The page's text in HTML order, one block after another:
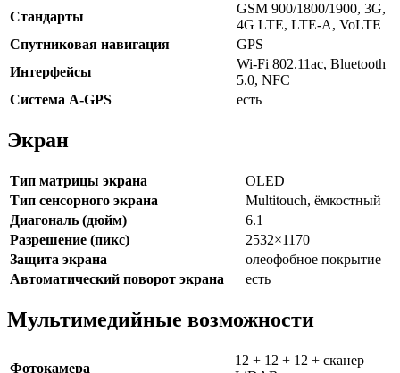
Стандарты
GSM 900/1800/1900, 3G,
4G LTE, LTE-A, VoLTE
Спутниковая навигация
GPS
Интерфейсы
Wi-Fi 802.11ac, Bluetooth
5.0, NFC
Cистема A-GPS
есть
Экран
Тип матрицы экрана
OLED
Тип сенсорного экрана
Multitouch, ёмкостный
Диагональ (дюйм)
6.1
Разрешение (пикс)
2532×1170
Защита экрана
олеофобное покрытие
Автоматический поворот экрана
есть
Мультимедийные возможности
Фотокамера
12 + 12 + 12 + сканер